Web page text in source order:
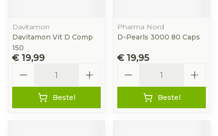
Davitamon
Davitamon Vit D Comp
150
€ 19,99
Bestel
Pharma Nord
D-Pearls 3000 80 Caps
€ 19,95
Bestel